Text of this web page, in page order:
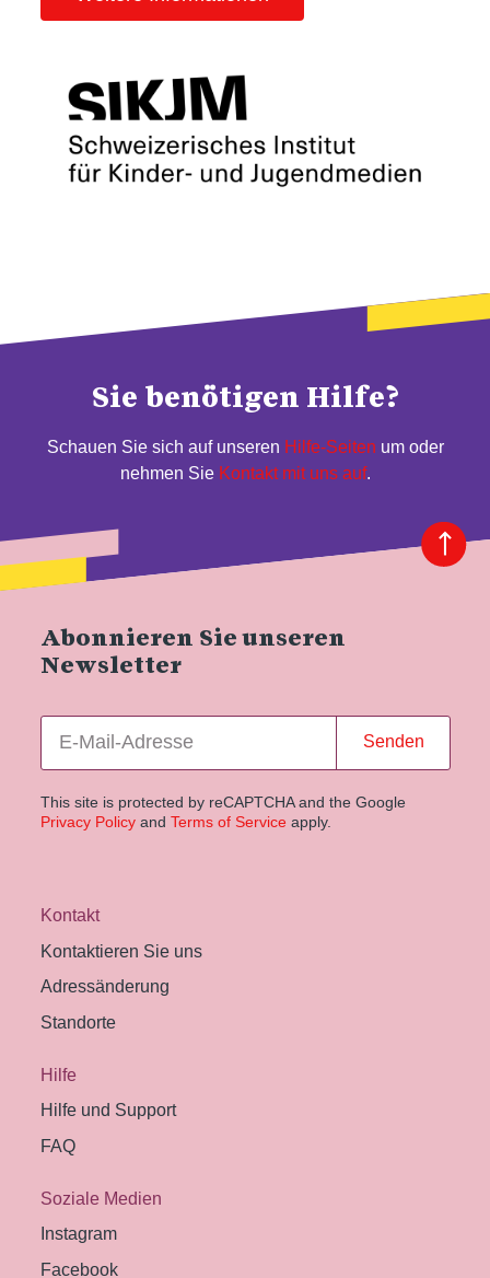
Sie benötigen Hilfe?
Schauen Sie sich auf unseren Hilfe-Seiten um oder
nehmen Sie Kontakt mit uns auf.
Abonnieren Sie unseren
Newsletter
Senden
This site is protected by reCAPTCHA and the Google
Privacy Policyand Terms of Service apply.
Kontakt
Kontaktieren Sie uns
Adressänderung
Standorte
Hilfe
Hilfe und Support
FAQ
Soziale Medien
Instagram
Facebook